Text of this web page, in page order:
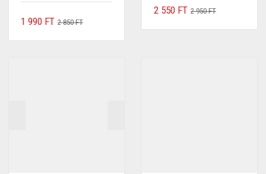
2 850FT
1 990 FT
2 950FT
2 550 FT